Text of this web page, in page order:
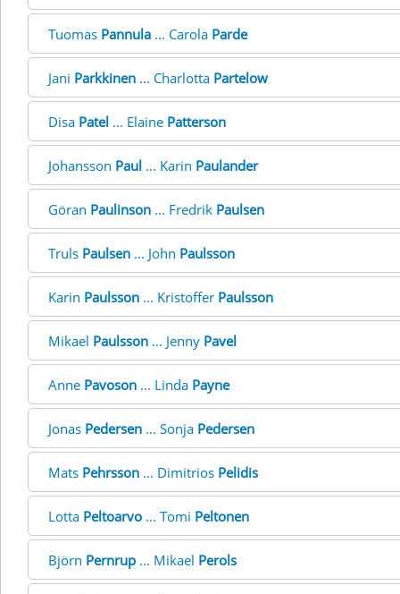
Tuomas Pannula ... Carola Parde
Jani Parkkinen ... Charlotta Partelow
Disa Patel ... Elaine Patterson
Johansson Paul ... Karin Paulander
Göran Paulinson ... Fredrik Paulsen
Truls Paulsen ... John Paulsson
Karin Paulsson ... Kristoffer Paulsson
Mikael Paulsson ... Jenny Pavel
Anne Pavoson ... Linda Payne
Jonas Pedersen ... Sonja Pedersen
Mats Pehrsson ... Dimitrios Pelidis
Lotta Peltoarvo ... Tomi Peltonen
Björn Pernrup ... Mikael Perols